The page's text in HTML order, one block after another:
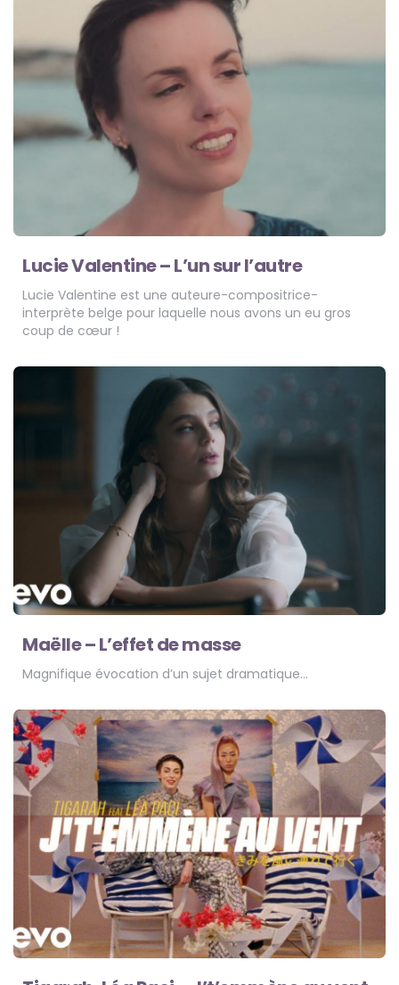
Lucie Valentine – L’un sur l’autre
Lucie Valentine est une auteure-compositrice-
interprète belge pour laquelle nous avons un eu gros
coup de cœur !
Maëlle – L’effet de masse
Magnifique évocation d’un sujet dramatique…